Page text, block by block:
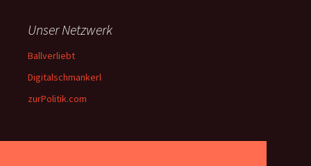
Unser Netzwerk
Ballverliebt
Digitalschmankerl
zurPolitik.com